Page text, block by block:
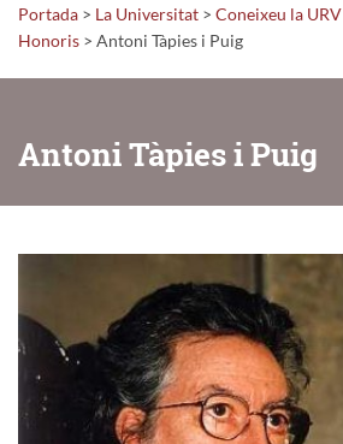
Portada > La Universitat > Coneixeu la URV
Honoris > Antoni Tàpies i Puig
Antoni Tàpies i Puig